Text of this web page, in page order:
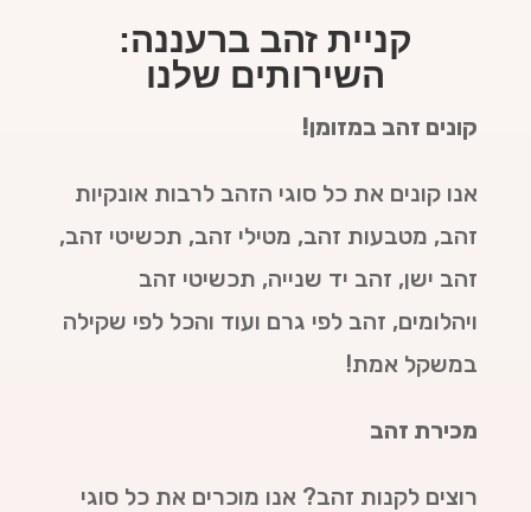
קניית זהב ברעננה:
השירותים שלנו
קונים זהב במזומן!
אנו קונים את כל סוגי הזהב לרבות אונקיות
זהב, מטבעות זהב, מטילי זהב, תכשיטי זהב,
זהב ישן, זהב יד שנייה, תכשיטי זהב
ויהלומים, זהב לפי גרם ועוד והכל לפי שקילה
במשקל אמת!
מכירת זהב
רוצים לקנות זהב? אנו מוכרים את כל סוגי